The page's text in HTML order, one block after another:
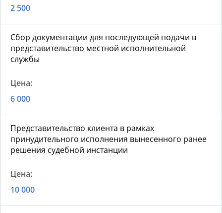
2 500
Сбор документации для последующей подачи в
представительство местной исполнительной
службы
6 000
Представительство клиента в рамках
принудительного исполнения вынесенного ранее
решения судебной инстанции
10 000